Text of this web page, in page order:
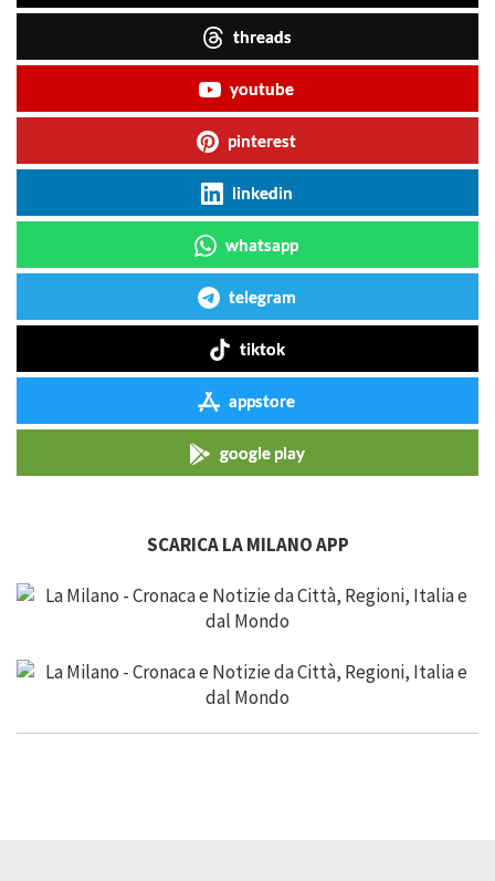
threads
youtube
pinterest
linkedin
whatsapp
telegram
tiktok
appstore
google play
SCARICA LA MILANO APP